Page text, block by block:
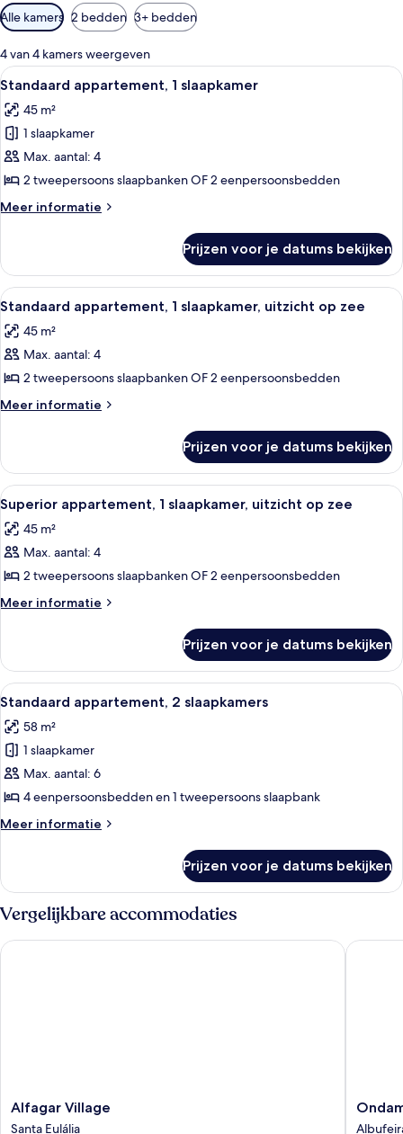
Beschikbare
filters
voor
kamers
Alle kamers 2 bedden 3+ bedden
4 van 4 kamers weergeven
Alle
foto's
voor
Standaard
appartement,
1
slaapkamer
laden
Hotelkamer met een bed, een bank,
4
Standaard appartement, 1 slaapkamer
45 m²
1 slaapkamer
Max. aantal: 4
2 tweepersoons slaapbanken OF 2 eenpersoonsbedden
Meer informatie
Meer
appartement,
slaapkamer
Prijzen voor je datums bekijken
Alle
foto's
voor
Standaard
appartement,
1
op
zee
laden
Een hotelkamer met een bed, een
6
Standaard appartement, 1 slaapkamer, uitzicht op zee
45 m²
Max. aantal: 4
2 tweepersoons slaapbanken OF 2 eenpersoonsbedden
Meer informatie
Meer
appartement,
slaapkamer,
uitzicht
op
zee
Prijzen voor je datums bekijken
Alle
foto's
voor
Superior
appartement,
1
op
zee
laden
Hotelkamer met een bed, kussens,
6
Superior appartement, 1 slaapkamer, uitzicht op zee
45 m²
Max. aantal: 4
2 tweepersoons slaapbanken OF 2 eenpersoonsbedden
Meer informatie
Meer
appartement,
slaapkamer,
op
zee
Prijzen voor je datums bekijken
Alle
foto's
voor
Standaard
appartement,
2
slaapkamers
laden
Een hotelkamer met een groot bed,
7
Standaard appartement, 2 slaapkamers
58 m²
1 slaapkamer
Max. aantal: 6
4 eenpersoonsbedden en 1 tweepersoons slaapbank
Meer informatie
Meer
appartement,
slaapkamers
Prijzen voor je datums bekijken
Vergelijkbare accommodaties
Alfagar
Village
Alfagar Village
Santa Eulália
Alfagar Village
Hotel